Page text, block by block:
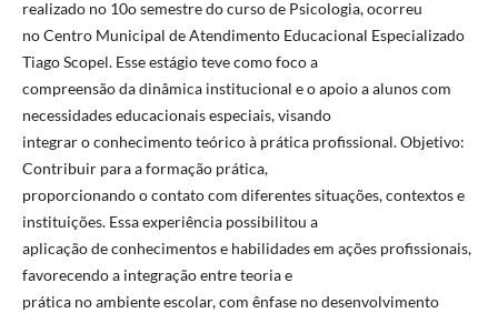
realizado no 10o semestre do curso de Psicologia, ocorreu
no Centro Municipal de Atendimento Educacional Especializado
Tiago Scopel. Esse estágio teve como foco a
compreensão da dinâmica institucional e o apoio a alunos com
necessidades educacionais especiais, visando
integrar o conhecimento teórico à prática profissional. Objetivo:
Contribuir para a formação prática,
proporcionando o contato com diferentes situações, contextos e
instituições. Essa experiência possibilitou a
aplicação de conhecimentos e habilidades em ações profissionais,
favorecendo a integração entre teoria e
prática no ambiente escolar, com ênfase no desenvolvimento